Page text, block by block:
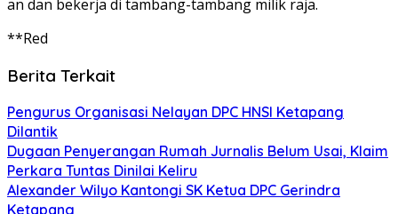
an dan bekerja di tambang-tambang milik raja.
**Red
Berita Terkait
Pengurus Organisasi Nelayan DPC HNSI Ketapang
Dilantik
Dugaan Penyerangan Rumah Jurnalis Belum Usai, Klaim
Perkara Tuntas Dinilai Keliru
Alexander Wilyo Kantongi SK Ketua DPC Gerindra
Ketapang